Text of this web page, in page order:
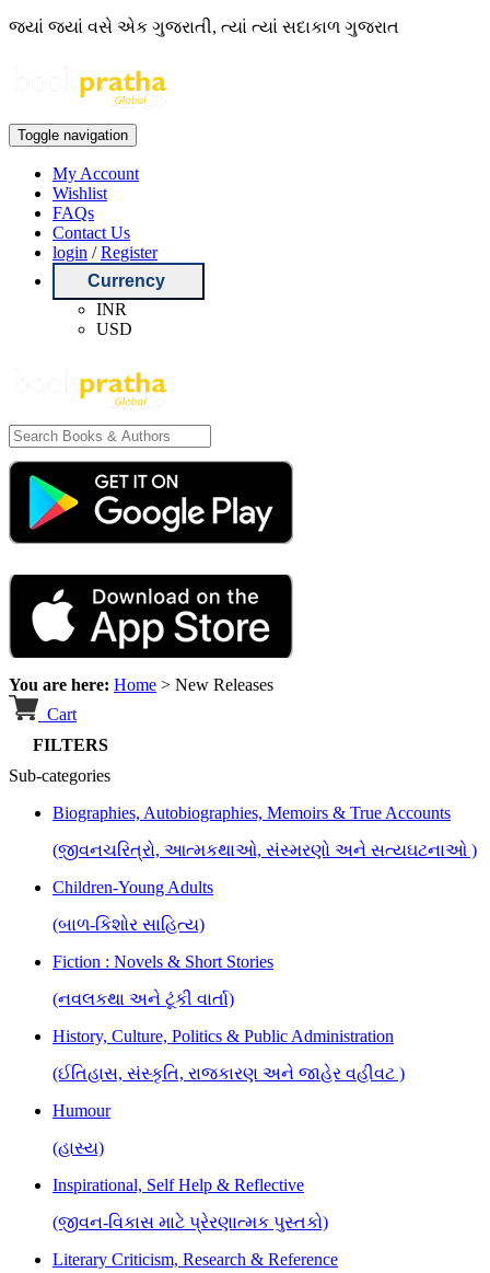
જ્યાં જ્યાં વસે એક ગુજરાતી, ત્યાં ત્યાં સદાકાળ ગુજરાત
Toggle navigation
My Account
Wishlist
FAQs
Contact Us
login /Register
Currency
INR
USD
You are here: Home > New Releases
Cart
FILTERS
Sub-categories
Biographies, Autobiographies, Memoirs & True Accounts
(જીવનચરિત્રો, આત્મકથાઓ, સંસ્મરણો અને સત્યઘટનાઓ )
Children-Young Adults
(બાળ-કિશોર સાહિત્ય)
Fiction : Novels & Short Stories
(નવલકથા અને ટૂંકી વાર્તા)
History, Culture, Politics & Public Administration
(ઈતિહાસ, સંસ્કૃતિ, રાજકારણ અને જાહેર વહીવટ )
Humour
(હાસ્ય)
Inspirational, Self Help & Reflective
(જીવન-વિકાસ માટે પ્રેરણાત્મક પુસ્તકો)
Literary Criticism, Research & Reference